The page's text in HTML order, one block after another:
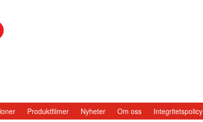
Produktfilmer Nyheter Om oss Integritetspolicy